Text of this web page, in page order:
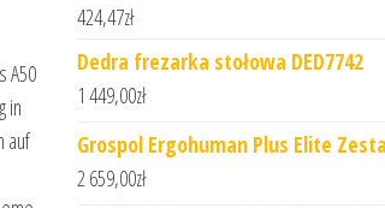
A50
in
auf
424,47zł
Dedra frezarka stołowa DED7742
1 449,00zł
Grospol Ergohuman Plus Elite
2 659,00zł